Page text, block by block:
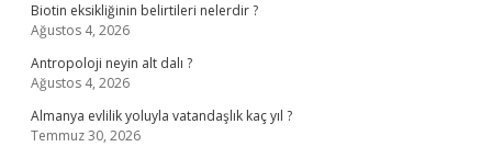
Biotin eksikliğinin belirtileri nelerdir ?
Ağustos 4, 2026
Antropoloji neyin alt dalı ?
Ağustos 4, 2026
Almanya evlilik yoluyla vatandaşlık kaç yıl ?
Temmuz 30, 2026